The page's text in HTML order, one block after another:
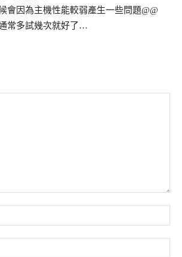
會因為主機性能較弱產生一些問題@@
常多試幾次就好了…